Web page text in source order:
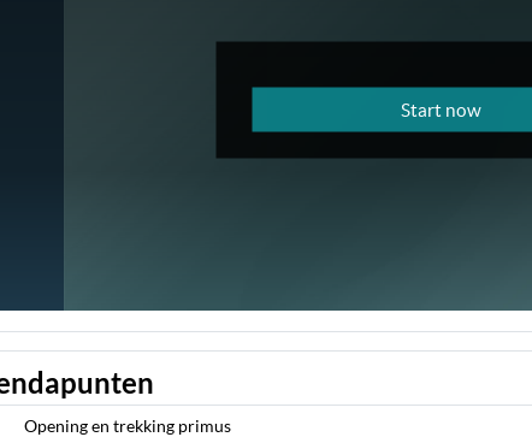
Opening en trekking primus